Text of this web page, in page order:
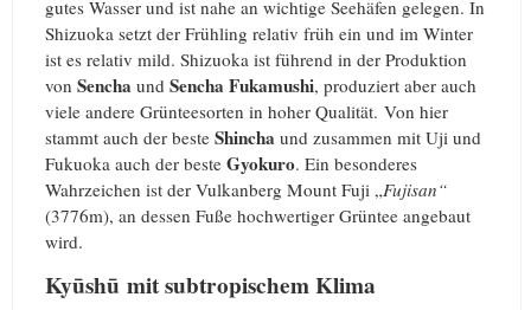
gutes Wasser und ist nahe an wichtige Seehäfen gelegen. In
Shizuoka setzt der Frühling relativ früh ein und im Winter
ist es relativ mild. Shizuoka ist führend in der Produktion
von Sencha und Sencha Fukamushi, produziert aber auch
viele andere Grünteesorten in hoher Qualität. Von hier
stammt auch der beste Shincha und zusammen mit Uji und
Fukuoka auch der beste Gyokuro. Ein besonderes
Wahrzeichen ist der Vulkanberg Mount Fuji „Fujisan“
(3776m), an dessen Fuße hochwertiger Grüntee angebaut
wird.
Kyūshū mit subtropischem Klima